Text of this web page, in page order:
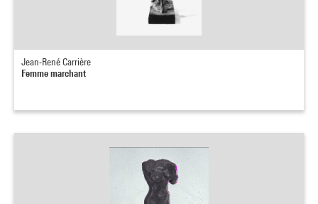
Jean-René Carrière
Femme marchant